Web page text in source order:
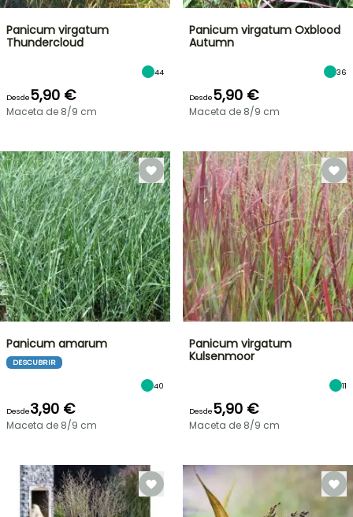
Panicum virgatum
Thundercloud
44
Desde5,90 €
Maceta de 8/9 cm
Panicum virgatum Oxblood
Autumn
36
Desde5,90 €
Maceta de 8/9 cm
Panicum amarum
DESCUBRIR
40
Desde3,90 €
Maceta de 8/9 cm
Panicum virgatum
Kulsenmoor
11
Desde5,90 €
Maceta de 8/9 cm